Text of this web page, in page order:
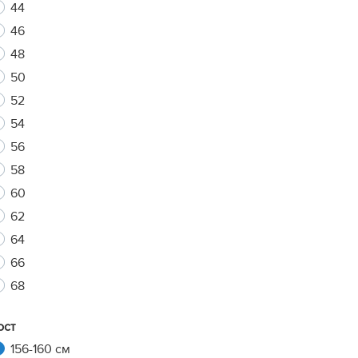
44
46
48
50
52
54
56
58
60
62
64
66
68
156-160 см